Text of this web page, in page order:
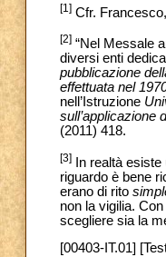
[1] Cfr. Francesco,
[2] “Nel Messale
diversi enti
pubblicazione
effettuata nel
nell’Istruzione
sull’applicazione
(2011) 418.
[3] In realtà
riguardo è bene
erano di rito
non la vigilia.
scegliere sia la
[00403-IT.01]